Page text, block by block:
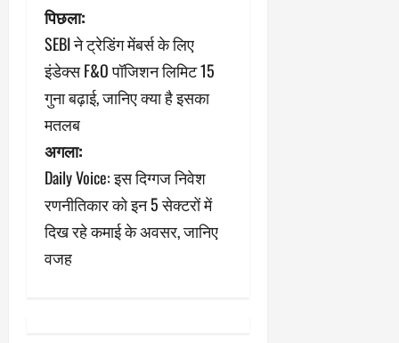
पो
स्ट
ने
वि
गे
श
न
पिछला:
SEBI ने ट्रेडिंग मेंबर्स के लिए
इंडेक्स F&O पॉजिशन लिमिट 15
गुना बढ़ाई, जानिए क्या है इसका
मतलब
अगला:
Daily Voice: इस दिग्गज निवेश
रणनीतिकार को इन 5 सेक्टरों में
दिख रहे कमाई के अवसर, जानिए
वजह